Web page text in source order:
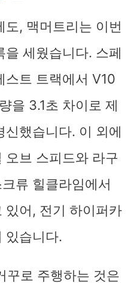
도, 맥머트리는 이번
을 세웠습니다. 스페
스트 트랙에서 V10
을 3.1초 차이로 제
신했습니다. 이 외에
오브 스피드와 라구
류 힐클라임에서
있어, 전기 하이퍼카
있습니다.
꾸로 주행하는 것은